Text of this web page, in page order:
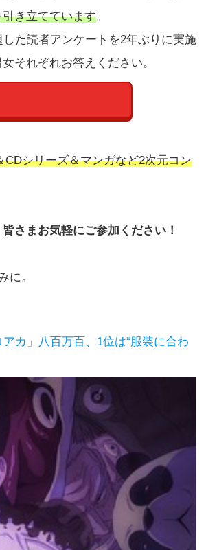
き立てています。
した読者アンケートを2年ぶりに実施
それぞれお答えください。
シリーズ＆マンガなど2次元コン
さまお気軽にご参加ください！
に。
カ」八百万百、1位は“服装に合わ